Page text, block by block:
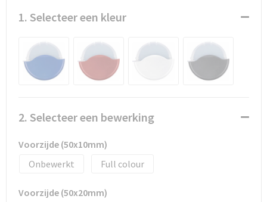
Vrije tijd en Strand
Waterflesjes
Themapakketten
Matrozentassen
Collegetassen
Draagtassen
Fietstassen
Reistassen
1. Selecteer een kleur
2. Selecteer een bewerking
Voorzijde (50x10mm)
Onbewerkt
Full colour
Voorzijde (50x20mm)